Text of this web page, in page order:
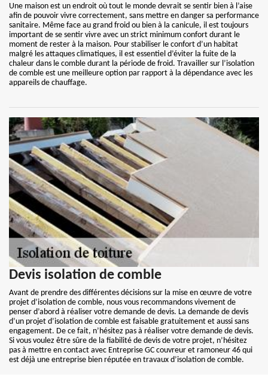
Une maison est un endroit où tout le monde devrait se sentir bien à l’aise
afin de pouvoir vivre correctement, sans mettre en danger sa performance
sanitaire. Même face au grand froid ou bien à la canicule, il est toujours
important de se sentir vivre avec un strict minimum confort durant le
moment de rester à la maison. Pour stabiliser le confort d’un habitat
malgré les attaques climatiques, il est essentiel d’éviter la fuite de la
chaleur dans le comble durant la période de froid. Travailler sur l’isolation
de comble est une meilleure option par rapport à la dépendance avec les
appareils de chauffage.
Devis isolation de comble
Avant de prendre des différentes décisions sur la mise en œuvre de votre
projet d’isolation de comble, nous vous recommandons vivement de
penser d’abord à réaliser votre demande de devis. La demande de devis
d’un projet d’isolation de comble est faisable gratuitement et aussi sans
engagement. De ce fait, n’hésitez pas à réaliser votre demande de devis.
Si vous voulez être sûre de la fiabilité de devis de votre projet, n’hésitez
pas à mettre en contact avec Entreprise GC couvreur et ramoneur 46 qui
est déjà une entreprise bien réputée en travaux d’isolation de comble.